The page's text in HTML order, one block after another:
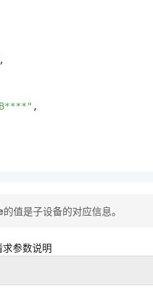
,
,
的值是子设备的对应信息。
求参数说明